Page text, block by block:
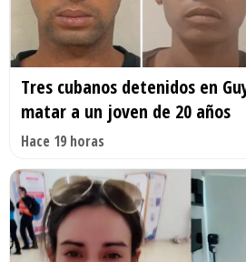
Tres cubanos detenidos en
matar a un joven de 20 años
Hace 19 horas